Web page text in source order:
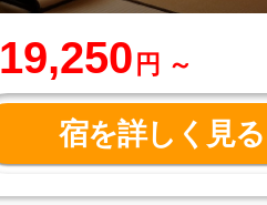
19,250 円 ～
宿を詳しく見る